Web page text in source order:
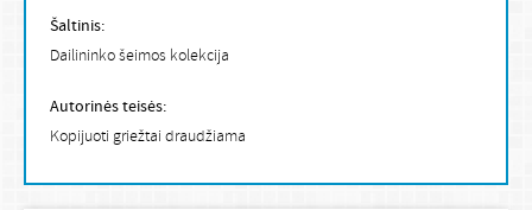
Šaltinis:
Dailininko šeimos kolekcija
Autorinės teisės:
Kopijuoti griežtai draudžiama